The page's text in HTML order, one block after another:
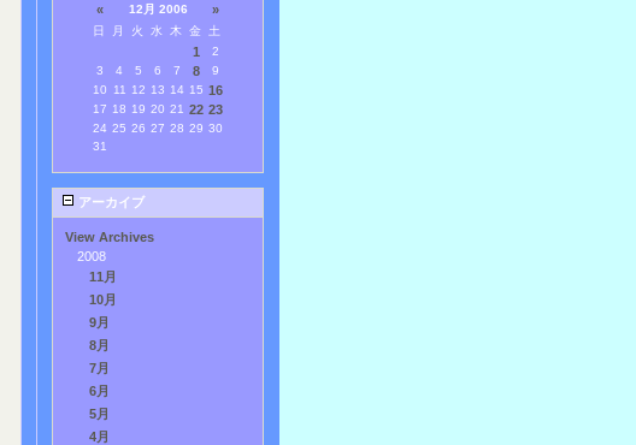
« 12月 2006 »
日 月 火 水 木 金 土
1
2
3
4 5 6 7 8
9
10
11 12 13 14 15 16
17 18 19 20 21 22 23
24 25 26 27 28 29 30
31
アーカイブ
View Archives
2008
11月
10月
9月
8月
7月
6月
5月
4月